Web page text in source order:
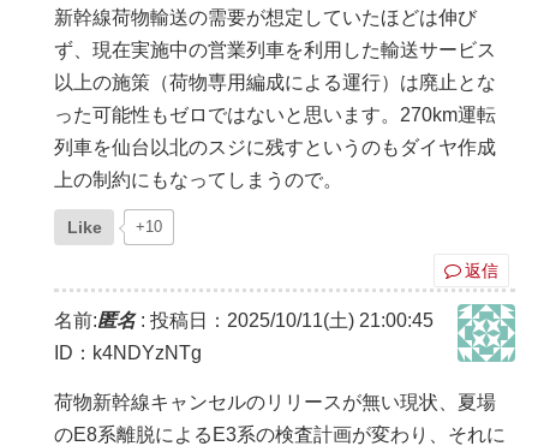
新幹線荷物輸送の需要が想定していたほどは伸び
ず、現在実施中の営業列車を利用した輸送サービス
以上の施策（荷物専用編成による運行）は廃止とな
った可能性もゼロではないと思います。270km運転
列車を仙台以北のスジに残すというのもダイヤ作成
上の制約にもなってしまうので。
Like +10
返信
名前:匿名: 投稿日：2025/10/11(土) 21:00:45
ID：k4NDYzNTg
荷物新幹線キャンセルのリリースが無い現状、夏場
のE8系離脱によるE3系の検査計画が変わり、それに